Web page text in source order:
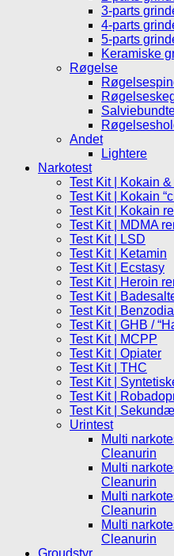
3-parts
4-parts
5-parts
Keramiske
Røgelse
Andet
Lightere
Narkotest
Test Kit | Kokain
Test Kit | Kokain
Test Kit | Kokain
Test Kit | MDMA
Test Kit | LSD
Test Kit | Ketamin
Test Kit | Ecstasy
Test Kit | Heroin
Test Kit |
Test Kit |
Test Kit | GHB /
Test Kit | MCPP
Test Kit | Opiater
Test Kit | THC
Test Kit |
Test Kit |
Test Kit |
Urintest
Multi
Cleanurin
Multi
Cleanurin
Multi
Cleanurin
Multi
Cleanurin
Groudstyr